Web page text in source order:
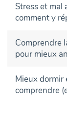
Stress et mal
comment y
Comprendre
pour mieux
Mieux dormir
comprendre